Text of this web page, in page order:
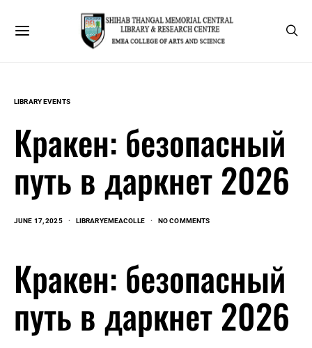
LIBRARY EVENTS
Кракен: безопасный
путь в даркнет 2026
JUNE 17, 2025 LIBRARYEMEACOLLE NO COMMENTS
Кракен: безопасный
путь в даркнет 2026